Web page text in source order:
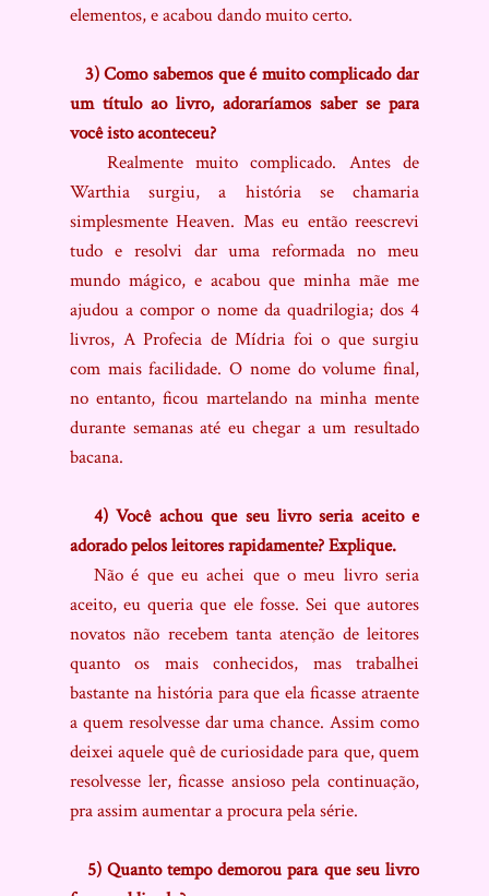
elementos, e acabou dando muito certo.
3) Como sabemos que é muito complicado dar
um título ao livro, adoraríamos saber se para
você isto aconteceu?
Realmente muito complicado. Antes de
Warthia surgiu, a história se chamaria
simplesmente Heaven. Mas eu então reescrevi
tudo e resolvi dar uma reformada no meu
mundo mágico, e acabou que minha mãe me
ajudou a compor o nome da quadrilogia; dos 4
livros, A Profecia de Mídria foi o que surgiu
com mais facilidade. O nome do volume final,
no entanto, ficou martelando na minha mente
durante semanas até eu chegar a um resultado
bacana.
4) Você achou que seu livro seria aceito e
adorado pelos leitores rapidamente? Explique.
Não é que eu achei que o meu livro seria
aceito, eu queria que ele fosse. Sei que autores
novatos não recebem tanta atenção de leitores
quanto os mais conhecidos, mas trabalhei
bastante na história para que ela ficasse atraente
a quem resolvesse dar uma chance. Assim como
deixei aquele quê de curiosidade para que, quem
resolvesse ler, ficasse ansioso pela continuação,
pra assim aumentar a procura pela série.
5) Quanto tempo demorou para que seu livro